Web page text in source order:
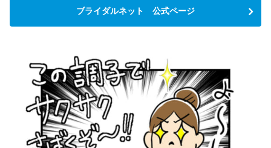
ブライダルネット 公式ページ